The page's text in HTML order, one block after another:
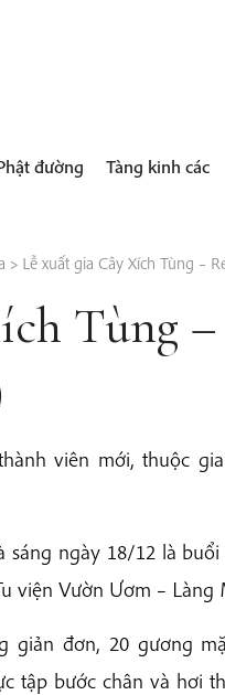
đường Tàng kinh các
> Lễ xuất gia Cây Xích Tùng –
Tùng
viên mới, thuộc
ngày 18/12 là
viện Vườn Ươm – Làng
giản đơn, 20 gương
tập bước chân và hơi